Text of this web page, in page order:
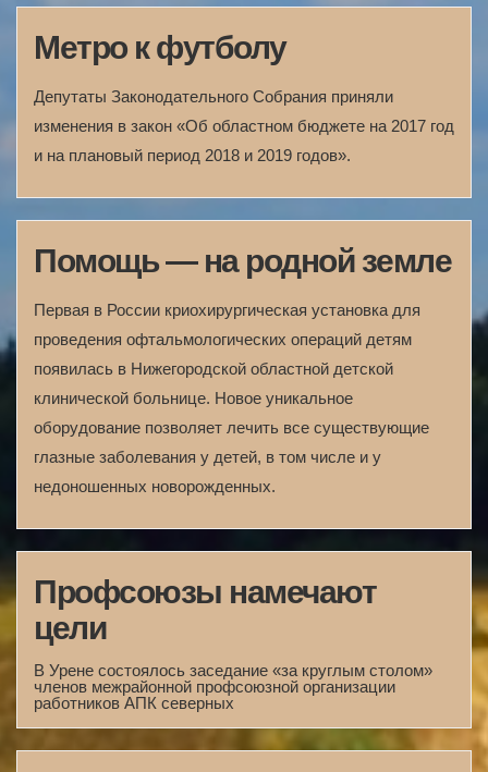
Метро к футболу
Депутаты Законодательного Собрания приняли
изменения в закон «Об областном бюджете на 2017 год
и на плановый период 2018 и 2019 годов».
Помощь — на родной земле
Первая в России криохирургическая установка для
проведения офтальмологических операций детям
появилась в Нижегородской областной детской
клинической больнице. Новое уникальное
оборудование позволяет лечить все существующие
глазные заболевания у детей, в том числе и у
недоношенных новорожденных.
Профсоюзы намечают
цели
В Урене состоялось заседание «за круглым столом»
членов межрайонной профсоюзной организации
работников АПК северных